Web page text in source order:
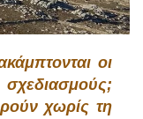
οι
χωρίς τη